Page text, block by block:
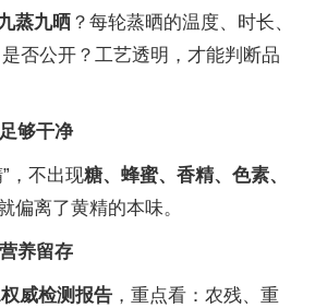
蒸九晒 ？每轮蒸晒的温度、时长、
否公开？工艺透明，才能判断品
够干净
，不出现糖、蜂蜜、香精、色素、
偏离了黄精的本味。
养留存
威检测报告 ，重点看：农残、重